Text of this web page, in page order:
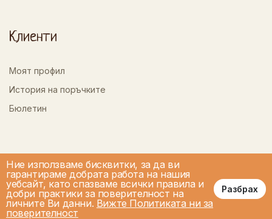
Ние използваме бисквитки, за да ви
гарантираме добрата работа на нашия
уебсайт, като спазваме всички правила и
добри практики за поверителност на
личните Ви данни. Вижте Политиката ни за
поверителност
Разбрах
Клиенти
Моят профил
История на поръчките
Бюлетин